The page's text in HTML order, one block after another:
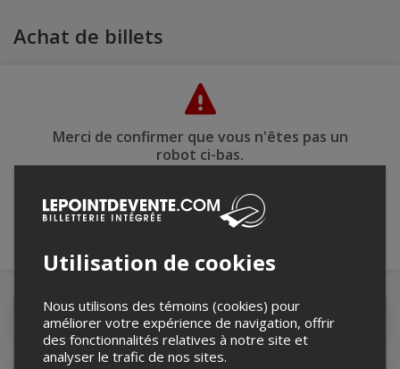
Achat de billets
Merci de confirmer que vous n'êtes pas un
robot ci-bas.
Détails de l'événement
Utilisation de cookies
Nous utilisons des témoins (cookies) pour
améliorer votre expérience de navigation, offrir
des fonctionnalités relatives à notre site et
analyser le trafic de nos sites.